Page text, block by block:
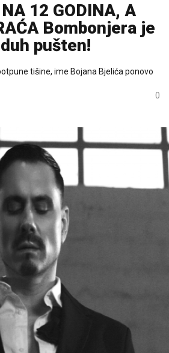
12 GODINA, A
Bombonjera je
pušten!
tišine, ime Bojana Bjelića ponovo
0